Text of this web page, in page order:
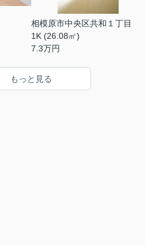
相模原市中央区共和１丁目
1K (26.08㎡)
7.3万円
もっと見る